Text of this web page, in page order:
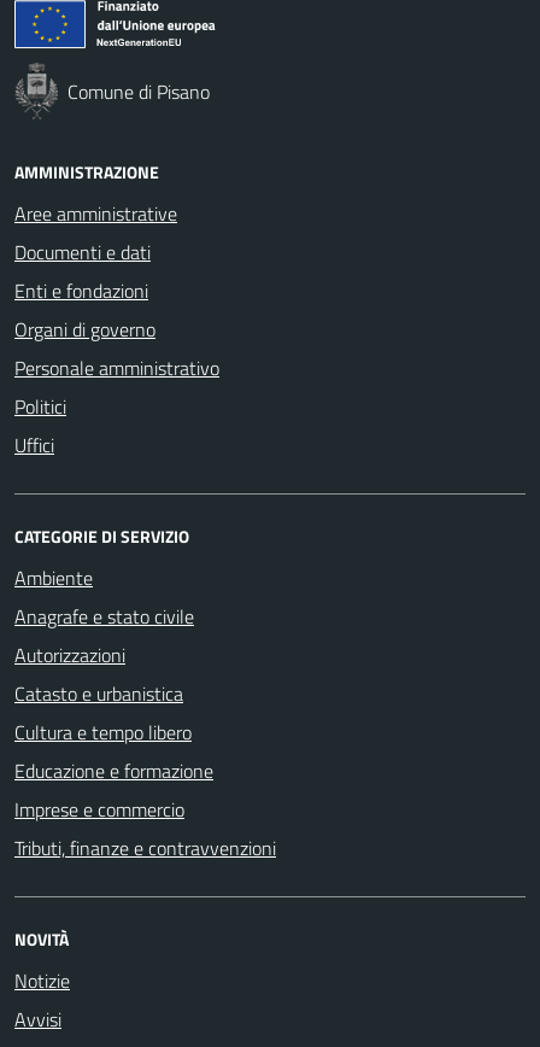
Comune di Pisano
AMMINISTRAZIONE
Aree amministrative
Documenti e dati
Enti e fondazioni
Organi di governo
Personale amministrativo
Politici
Uffici
CATEGORIE DI SERVIZIO
Ambiente
Anagrafe e stato civile
Autorizzazioni
Catasto e urbanistica
Cultura e tempo libero
Educazione e formazione
Imprese e commercio
Tributi, finanze e contravvenzioni
NOVITÀ
Notizie
Avvisi